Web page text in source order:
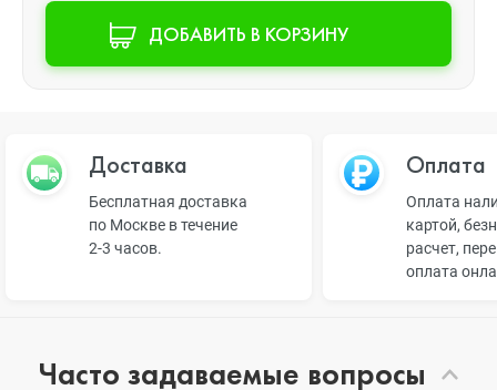
ДОБАВИТЬ В КОРЗИНУ
Доставка
Бесплатная доставка
по Москве в течение
2-3 часов.
Оплата
Оплата
картой,
расчет,
оплата
Часто задаваемые вопросы